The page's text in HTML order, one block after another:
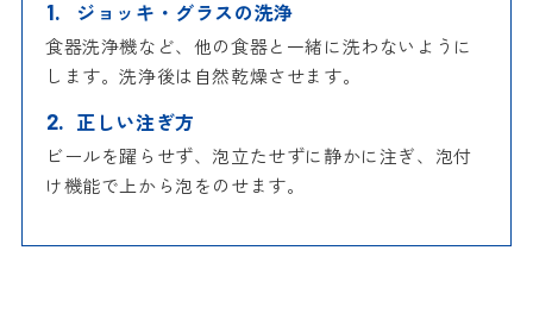
ジョッキ・グラスの洗浄
食器洗浄機など、他の食器と一緒に洗わないように
します。洗浄後は自然乾燥させます。
正しい注ぎ方
ビールを躍らせず、泡立たせずに静かに注ぎ、泡付
け機能で上から泡をのせます。